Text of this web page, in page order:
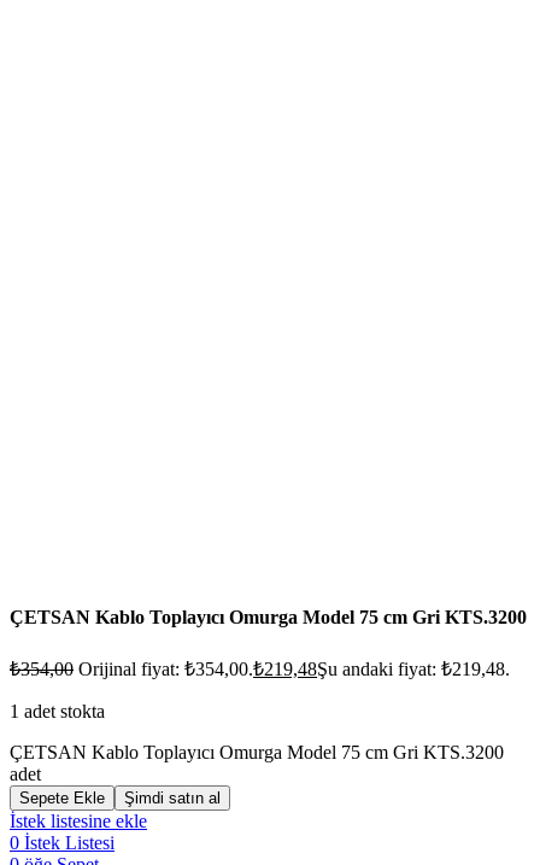
ÇETSAN Kablo Toplayıcı Omurga Model 75 cm Gri KTS.3200
₺354,00 Orijinal fiyat: ₺354,00.₺219,48Şu andaki fiyat: ₺219,48.
1 adet stokta
ÇETSAN Kablo Toplayıcı Omurga Model 75 cm Gri KTS.3200
adet
Sepete Ekle Şimdi satın al
İstek listesine ekle
0 İstek Listesi